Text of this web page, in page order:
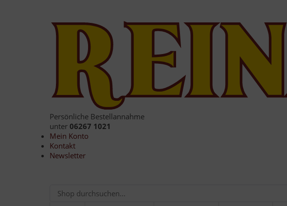
Persönliche Bestellannahme
unter 06267 1021
Mein Konto
Kontakt
Newsletter